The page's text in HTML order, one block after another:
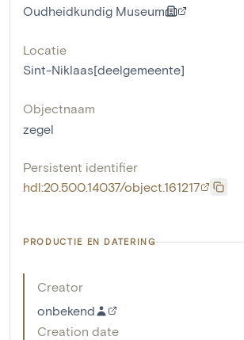
Oudheidkundig Museum
Locatie
Sint-Niklaas[deelgemeente]
Objectnaam
zegel
Persistent identifier
hdl:20.500.14037/object.161217
PRODUCTIE EN DATERING
Creator
onbekend
Creation date